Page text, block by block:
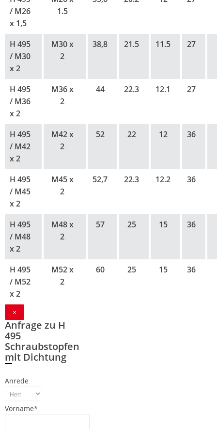
/ M26
x 1,5
1.5
H 495
/ M30
x 2
M30 x
2
38,8 21.5 11.5 27
H 495
/ M36
x 2
M36 x
2
44 22.3 12.1 27
H 495
/ M42
x 2
M42 x
2
52 22 12 36
H 495
/ M45
x 2
M45 x
2
52,7 22.3 12.2 36
H 495
/ M48
x 2
M48 x
2
57 25 15 36
H 495
/ M52
x 2
M52 x
2
60 25 15 36
×
Anfrage zu H
495
Schraubstopfen
mit Dichtung
Anrede
Vorname*